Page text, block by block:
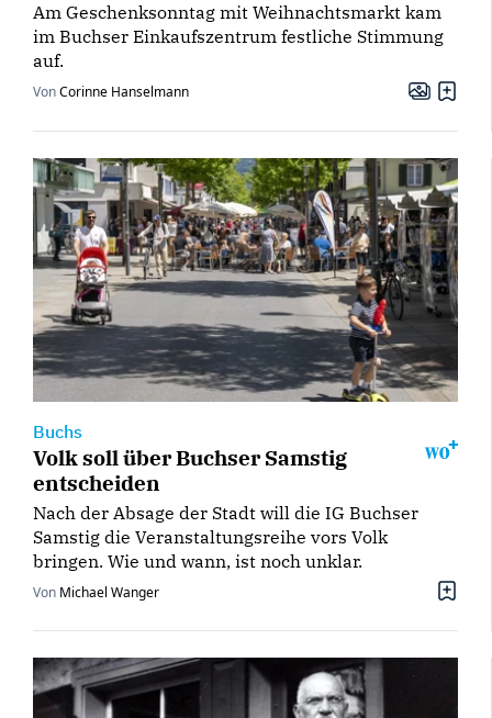
Am Geschenksonntag mit Weihnachtsmarkt kam
im Buchser Einkaufszentrum festliche Stimmung
auf.
VonCorinne Hanselmann
Buchs
Volk soll über Buchser Samstig
entscheiden
Nach der Absage der Stadt will die IG Buchser
Samstig die Veranstaltungsreihe vors Volk
bringen. Wie und wann, ist noch unklar.
Von Michael Wanger